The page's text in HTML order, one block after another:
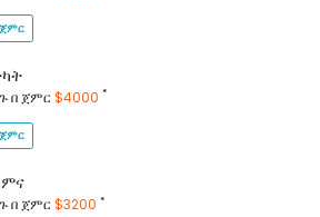
በ ጀምር$4000 *
በ ጀምር$3200 *